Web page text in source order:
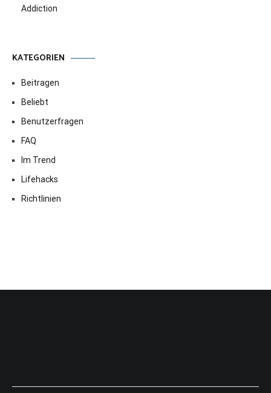
Addiction
KATEGORIEN
Beitragen
Beliebt
Benutzerfragen
FAQ
Im Trend
Lifehacks
Richtlinien